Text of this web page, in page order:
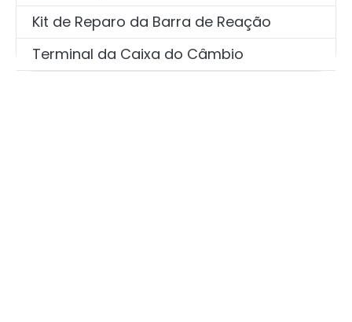
Kit de Reparo da Barra de Reação
Terminal da Caixa do Câmbio